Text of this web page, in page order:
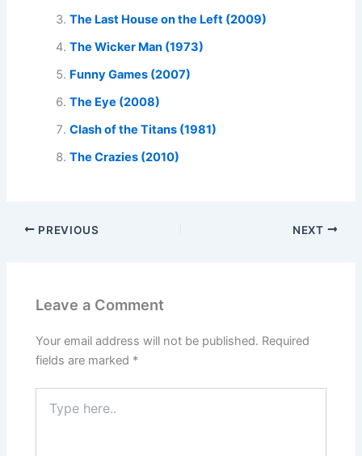
The Last House on the Left (2009)
The Wicker Man (1973)
Funny Games (2007)
The Eye (2008)
Clash of the Titans (1981)
The Crazies (2010)
PREVIOUS NEXT
Leave a Comment
Your email address will not be published. Required
fields are marked *
here..